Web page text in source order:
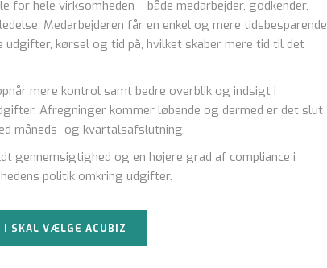
for hele virksomheden – både medarbejder, godkender,
Medarbejderen får en enkel og mere tidsbesparende
udgifter, kørsel og tid på, hvilket skaber mere tid til det
mere kontrol samt bedre overblik og indsigt i
Afregninger kommer løbende og dermed er det slut
måneds- og kvartalsafslutning.
gennemsigtighed og en højere grad af compliance i
politik omkring udgifter.
I SKAL VÆLGE ACUBIZ